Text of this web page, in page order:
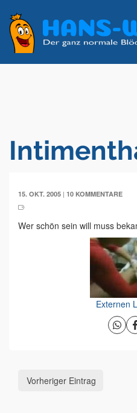
15. OKT. 2005 | 10 KOMMENTARE
Wer schön sein will muss
Externen
Vorheriger Eintrag